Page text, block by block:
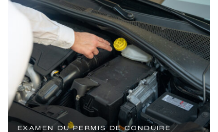
EXAMEN DU PERMIS DE CONDUIRE